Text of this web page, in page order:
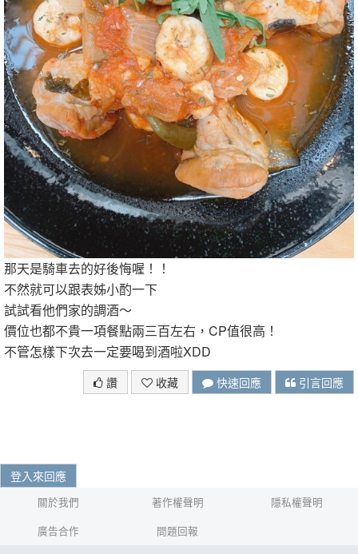
那天是騎車去的好後悔喔！！
不然就可以跟表姊小酌一下
試試看他們家的調酒～
價位也都不貴一項餐點兩三百左右，CP值很高！
不管怎樣下次去一定要喝到酒啦XDD
讚 收藏 快速回應 引言回應
登入來回應
關於我們 著作權聲明
隱私權聲明
廣告合作
問題回報